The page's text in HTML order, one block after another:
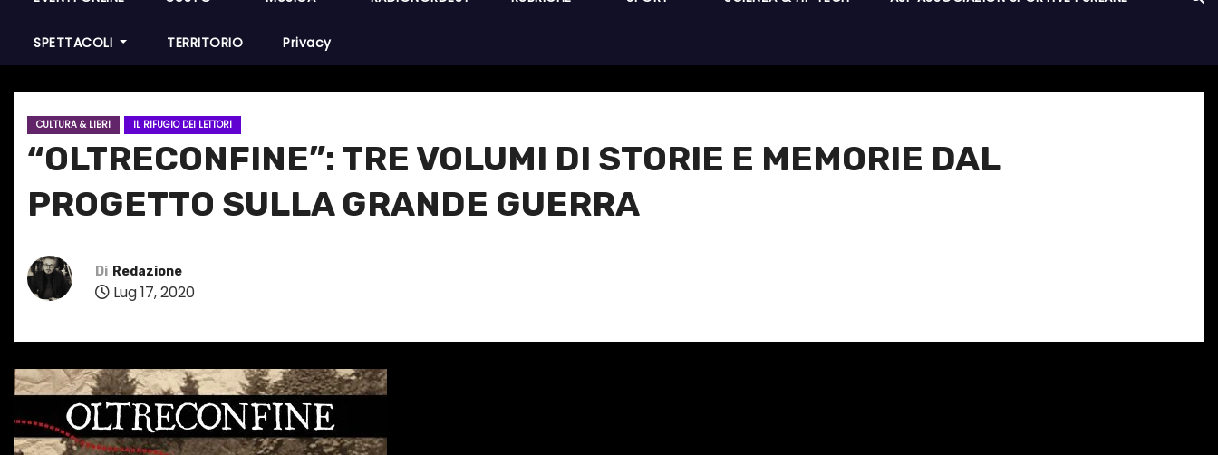
SPETTACOLI TERRITORIO Privacy
CULTURA & LIBRI IL RIFUGIO DEI LETTORI
“OLTRECONFINE”: TRE VOLUMI DI STORIE E MEMORIE DAL
PROGETTO SULLA GRANDE GUERRA
Di Redazione
Lug 17, 2020